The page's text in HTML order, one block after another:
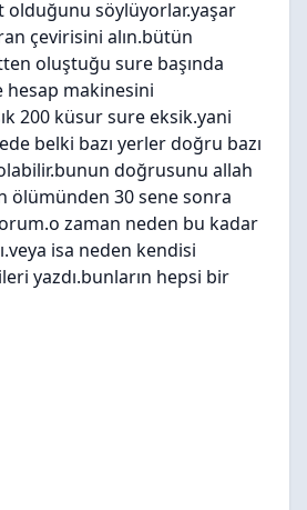
olduğunu söylüyorlar.yaşar
çevirisini alın.bütün
oluştuğu sure başında
hesap makinesini
200 küsur sure eksik.yani
belki bazı yerler doğru bazı
doğrusunu allah
ölümünden 30 sene sonra
zaman neden bu kadar
isa neden kendisi
yazdı.bunların hepsi bir